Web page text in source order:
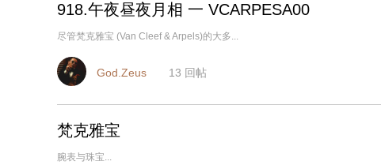
918.午夜昼夜月相 一 VCARPESA00
尽管梵克雅宝 (Van Cleef & Arpels)的大多...
God.Zeus 13 回帖
梵克雅宝
腕表与珠宝...